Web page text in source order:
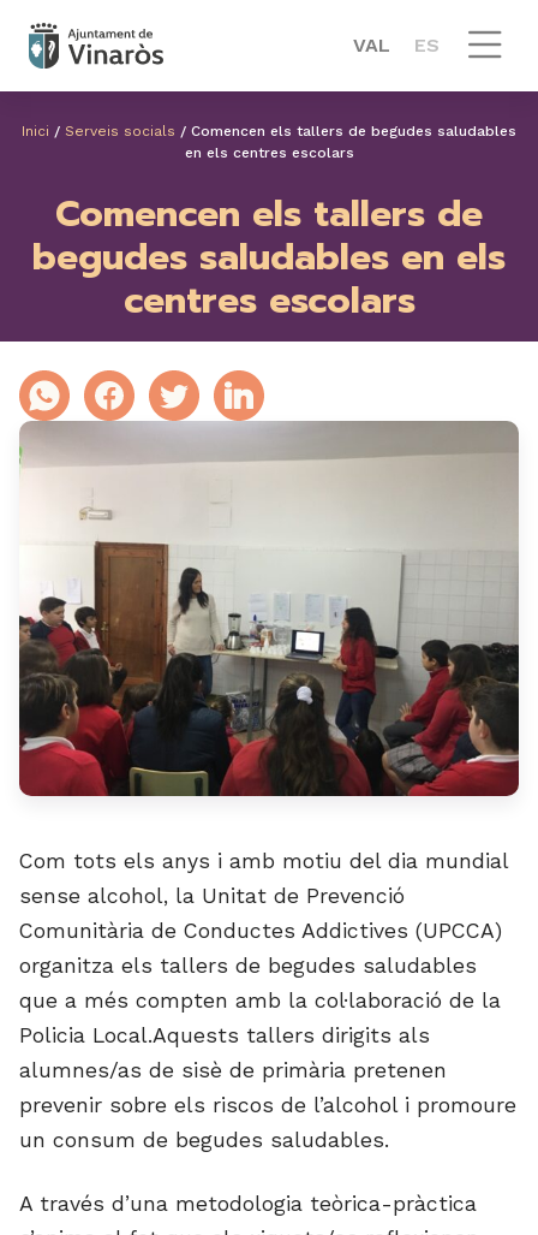
VAL ES
Inici / Serveis socials / Comencen els tallers de begudes saludables
en els centres escolars
Comencen els tallers de
begudes saludables en els
centres escolars
Com tots els anys i amb motiu del dia mundial
sense alcohol, la Unitat de Prevenció
Comunitària de Conductes Addictives (UPCCA)
organitza els tallers de begudes saludables
que a més compten amb la col·laboració de la
Policia Local.Aquests tallers dirigits als
alumnes/as de sisè de primària pretenen
prevenir sobre els riscos de l’alcohol i promoure
un consum de begudes saludables.
A través d’una metodologia teòrica-pràctica